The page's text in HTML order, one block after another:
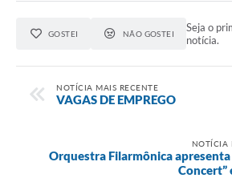
GOSTEI NÃO GOSTEI
Seja o
notícia.
NOTÍCIA MAIS RECENTE
VAGAS DE EMPREGO
NOTÍCIA
Orquestra Filarmônica apresenta
Concert”